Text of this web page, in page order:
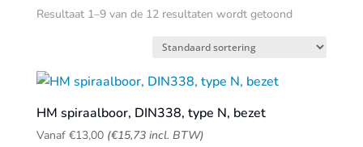
Resultaat 1–9 van de 12 resultaten wordt getoond
HM spiraalboor, DIN338, type N, bezet
Vanaf €13,00 (€15,73incl. BTW)